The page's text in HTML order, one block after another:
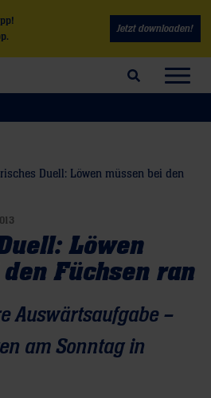
Jetzt downloaden!
Suchfeld öffnen
Duell: Löwen müssen bei den
Löwen
Füchsen ran
Auswärtsaufgabe –
am Sonntag in